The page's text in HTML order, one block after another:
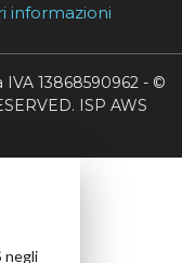
informazioni
13868590962 - ©
ISP AWS
negli